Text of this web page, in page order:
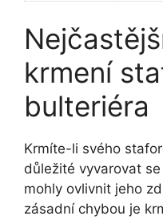
krmení
bulteriéra
Krmíte-li svého
důležité vyvarovat
mohly ovlivnit jeho
zásadní chybou je